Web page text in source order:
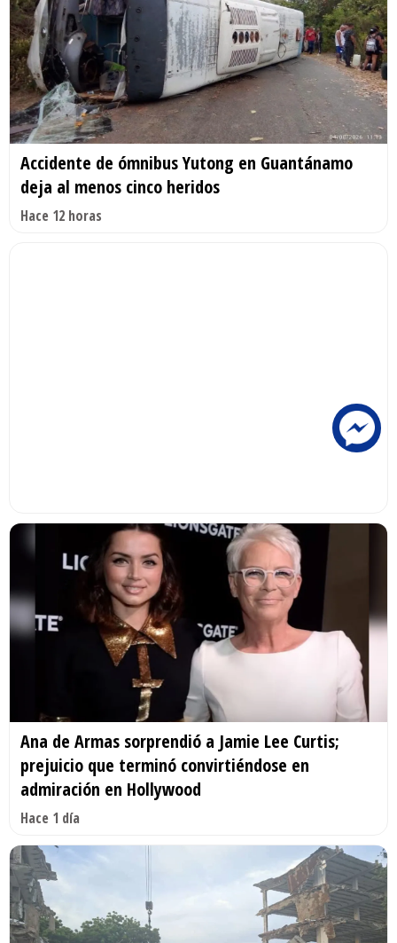
Accidente de ómnibus Yutong en Guantánamo
deja al menos cinco heridos
Hace 12 horas
Ana de Armas sorprendió a Jamie Lee Curtis;
prejuicio que terminó convirtiéndose en
admiración en Hollywood
Hace 1 día